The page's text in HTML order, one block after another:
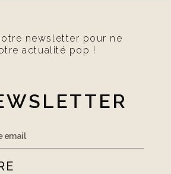
newsletter pour ne
actualité pop !